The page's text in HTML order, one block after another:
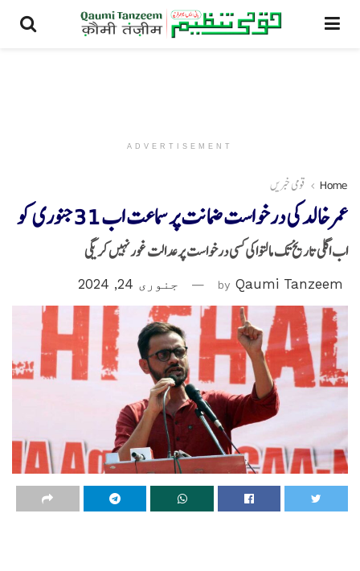
ADVERTISEMENT
Home قومی خبریں
عمر خالد کی درخواست ضمانت پر سماعت اب 31جنوری کو
اب اگلی تاریخ تک مالتواکی کسی درخواست پرعدالت غور نہیں کریگی
by Qaumi Tanzeem جنوری 24, 2024